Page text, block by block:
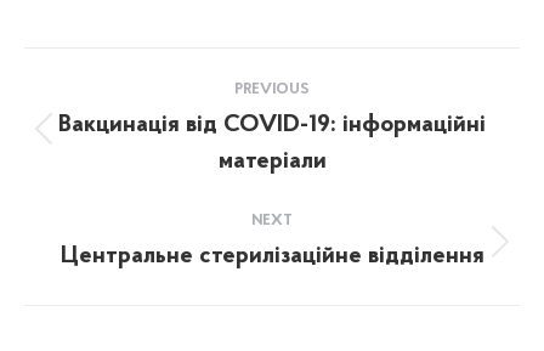
navigation
PREVIOUS
post:
Вакцинація від COVID-19: інформаційні
матеріали
NEXT
Next
Центральне стерилізаційне відділення